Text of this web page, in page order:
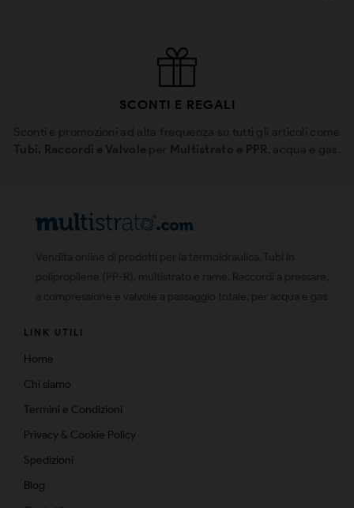
SCONTI E REGALI
Sconti e promozioni ad alta frequenza su tutti gli articoli come
Tubi, Raccordi e Valvole per Multistrato e PPR , acqua e gas.
LINK UTILI
Home
Chi siamo
Termini e Condizioni
Privacy & Cookie Policy
Spedizioni
Blog